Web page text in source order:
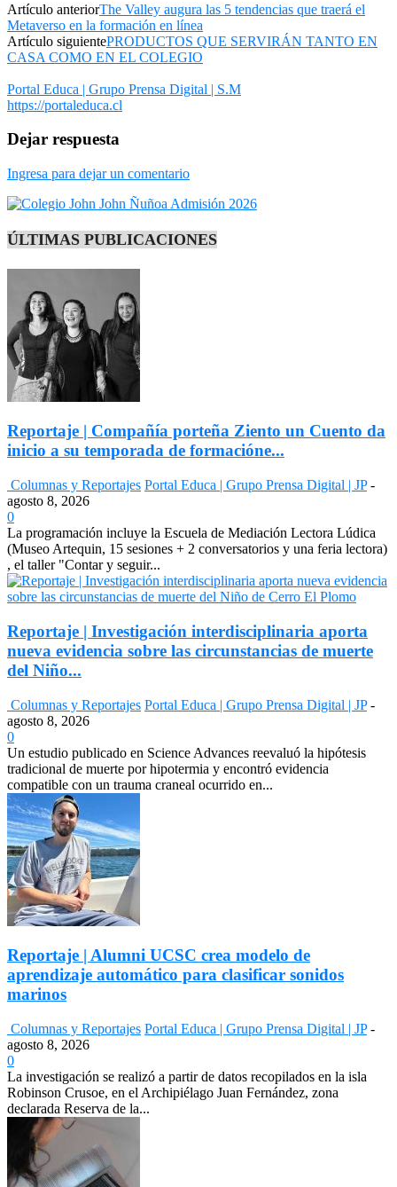
Artículo anteriorThe Valley augura las 5 tendencias que traerá el
Metaverso en la formación en línea
Artículo siguientePRODUCTOS QUE SERVIRÁN TANTO EN
CASA COMO EN EL COLEGIO
Portal Educa | Grupo Prensa Digital | S.M
https://portaleduca.cl
Dejar respuesta
Ingresa para dejar un comentario
ÚLTIMAS PUBLICACIONES
Reportaje | Compañía porteña Ziento un Cuento da
inicio a su temporada de formacióne...
Columnas y Reportajes Portal Educa | Grupo Prensa Digital | JP -
agosto 8, 2026
0
La programación incluye la Escuela de Mediación Lectora Lúdica
(Museo Artequin, 15 sesiones + 2 conversatorios y una feria lectora)
, el taller "Contar y seguir...
Reportaje | Investigación interdisciplinaria aporta
nueva evidencia sobre las circunstancias de muerte
del Niño...
Columnas y Reportajes Portal Educa | Grupo Prensa Digital | JP -
agosto 8, 2026
0
Un estudio publicado en Science Advances reevaluó la hipótesis
tradicional de muerte por hipotermia y encontró evidencia
compatible con un trauma craneal ocurrido en...
Reportaje | Alumni UCSC crea modelo de
aprendizaje automático para clasificar sonidos
marinos
Columnas y Reportajes Portal Educa | Grupo Prensa Digital | JP -
agosto 8, 2026
0
La investigación se realizó a partir de datos recopilados en la isla
Robinson Crusoe, en el Archipiélago Juan Fernández, zona
declarada Reserva de la...